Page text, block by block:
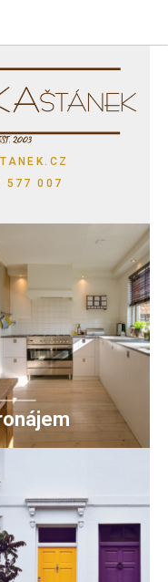
577 007
naleznete kompletní nájemní
Možné použít filtr pro
vyhledávání.